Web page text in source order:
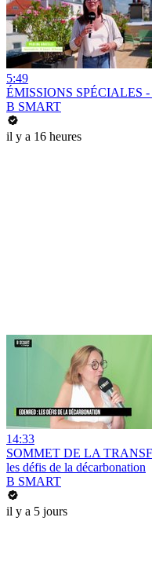
5:49
ÉMISSIONS SPÉCIALES -
B SMART
il y a 16 heures
14:33
SOMMET DE LA
les défis de la décarbonation
B SMART
il y a 5 jours